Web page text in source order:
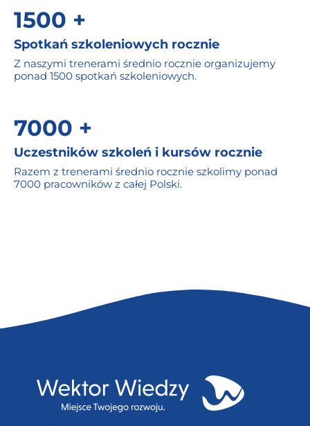
1500 +
Spotkań szkoleniowych rocznie
Z naszymi trenerami średnio rocznie organizujemy
ponad 1500 spotkań szkoleniowych.
7000 +
Uczestników szkoleń i kursów rocznie
Razem z trenerami średnio rocznie szkolimy ponad
7000 pracowników z całej Polski.